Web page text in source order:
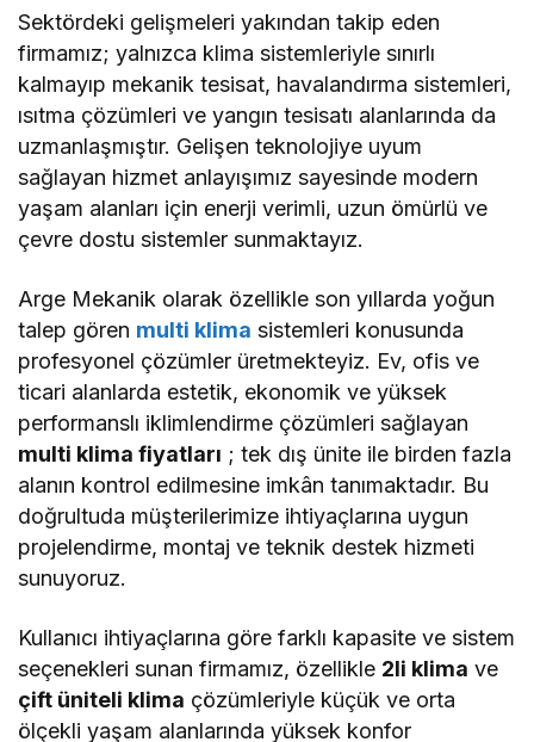
Sektördeki gelişmeleri yakından takip eden
firmamız; yalnızca klima sistemleriyle sınırlı
kalmayıp mekanik tesisat, havalandırma sistemleri,
ısıtma çözümleri ve yangın tesisatı alanlarında da
uzmanlaşmıştır. Gelişen teknolojiye uyum
sağlayan hizmet anlayışımız sayesinde modern
yaşam alanları için enerji verimli, uzun ömürlü ve
çevre dostu sistemler sunmaktayız.
Arge Mekanik olarak özellikle son yıllarda yoğun
talep gören multi klima sistemleri konusunda
profesyonel çözümler üretmekteyiz. Ev, ofis ve
ticari alanlarda estetik, ekonomik ve yüksek
performanslı iklimlendirme çözümleri sağlayan
multi klima fiyatları ; tek dış ünite ile birden fazla
alanın kontrol edilmesine imkân tanımaktadır. Bu
doğrultuda müşterilerimize ihtiyaçlarına uygun
projelendirme, montaj ve teknik destek hizmeti
sunuyoruz.
Kullanıcı ihtiyaçlarına göre farklı kapasite ve sistem
seçenekleri sunan firmamız, özellikle 2li klima ve
çift üniteli klima çözümleriyle küçük ve orta
ölçekli yaşam alanlarında yüksek konfor